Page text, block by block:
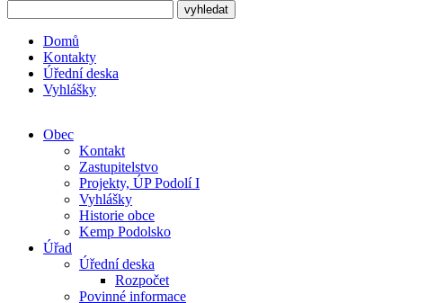
Domů
Kontakty
Úřední deska
Vyhlášky
Obec
Kontakt
Zastupitelstvo
Projekty, ÚP Podolí I
Vyhlášky
Historie obce
Kemp Podolsko
Úřad
Úřední deska
Rozpočet
Povinné informace